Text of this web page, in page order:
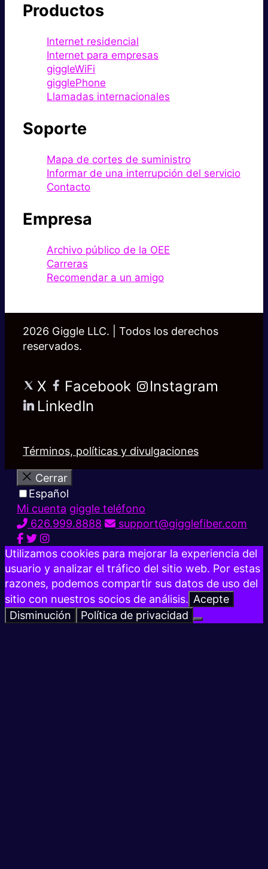
Productos
Internet residencial
Internet para empresas
giggleWiFi
gigglePhone
Llamadas internacionales
Soporte
Mapa de cortes de suministro
Informar de una interrupción del servicio
Contacto
Empresa
Archivo público de la OEE
Carreras
Recomendar a un amigo
2026 Giggle LLC. | Todos los derechos
reservados.
X Facebook
Instagram
LinkedIn
Términos, políticas y divulgaciones
Cerrar
Español
Mi cuenta giggle teléfono
626.999.8888
support@gigglefiber.com
Utilizamos cookies para mejorar la experiencia del
usuario y analizar el tráfico del sitio web. Por estas
razones, podemos compartir sus datos de uso del
sitio con nuestros socios de análisis. Acepte
Disminución
Política de privacidad